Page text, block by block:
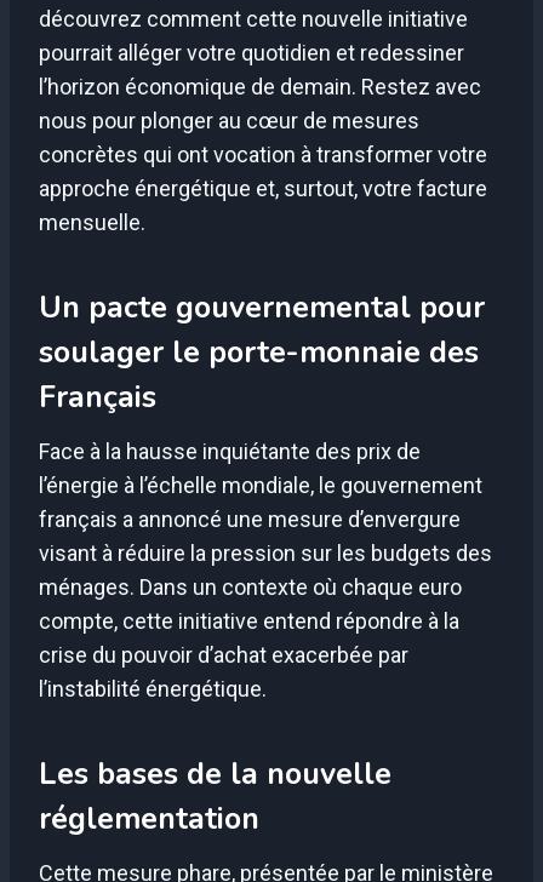
découvrez comment cette nouvelle initiative
pourrait alléger votre quotidien et redessiner
l’horizon économique de demain. Restez avec
nous pour plonger au cœur de mesures
concrètes qui ont vocation à transformer votre
approche énergétique et, surtout, votre facture
mensuelle.
Un pacte gouvernemental pour
soulager le porte-monnaie des
Français
Face à la hausse inquiétante des prix de
l’énergie à l’échelle mondiale, le gouvernement
français a annoncé une mesure d’envergure
visant à réduire la pression sur les budgets des
ménages. Dans un contexte où chaque euro
compte, cette initiative entend répondre à la
crise du pouvoir d’achat exacerbée par
l’instabilité énergétique.
Les bases de la nouvelle
réglementation
Cette mesure phare, présentée par le ministère